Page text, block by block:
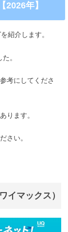
年】
紹介します。
。
考にしてくださ
ります。
さい。
イマックス）